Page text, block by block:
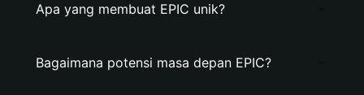
Apa yang membuat EPIC unik?
Bagaimana potensi masa depan EPIC?